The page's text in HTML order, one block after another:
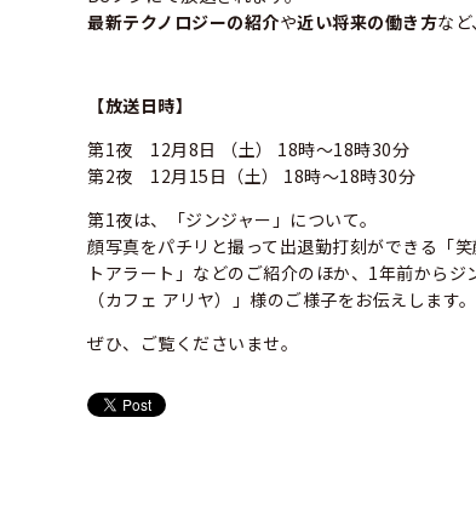
最新テクノロジーの紹介や近い将来の働き方な
【放送日時】
第1夜 12月8日 （土） 18時～18時30分
第2夜 12月15日（土） 18時～18時30分
第1夜は、「ジンジャー」について。
顔写真をパチリと撮って出退勤打刻ができる「
トアラート」などのご紹介のほか、1年前から
（カフェ アリヤ）
」様のご様子をお伝えします。
ぜひ、ご覧くださいませ。